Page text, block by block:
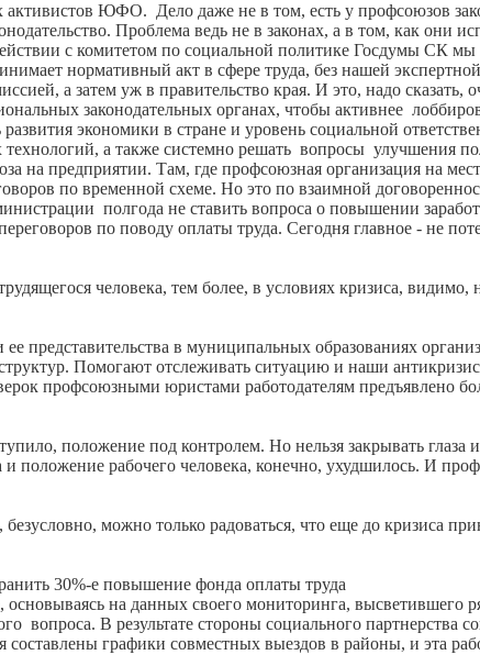
ЮФО. Дело даже не в том, есть у профсоюзов
Проблема ведь не в законах, а в том, как они
с комитетом по социальной политике Госдумы СК
нормативный акт в сфере труда, без нашей
а затем уж в правительство края. И это, надо
законодательных органах, чтобы активнее
экономики в стране и уровень социальной
технологий, а также системно решать вопросы
на предприятии. Там, где профсоюзная организация на
по временной схеме. Но это по взаимной
полгода не ставить вопроса о повышении
по поводу оплаты труда. Сегодня главное - не
человека, тем более, в условиях кризиса,
представительства в муниципальных образованиях
Помогают отслеживать ситуацию и наши
профсоюзными юристами работодателям предъявлено
положение под контролем. Но нельзя закрывать
положение рабочего человека, конечно, ухудшилось. И
можно только радоваться, что еще до кризиса
30%-е повышение фонда оплаты труда
на данных своего мониторинга, высветившего
вопроса. В результате стороны социального партнерства
графики совместных выездов в районы, и эта